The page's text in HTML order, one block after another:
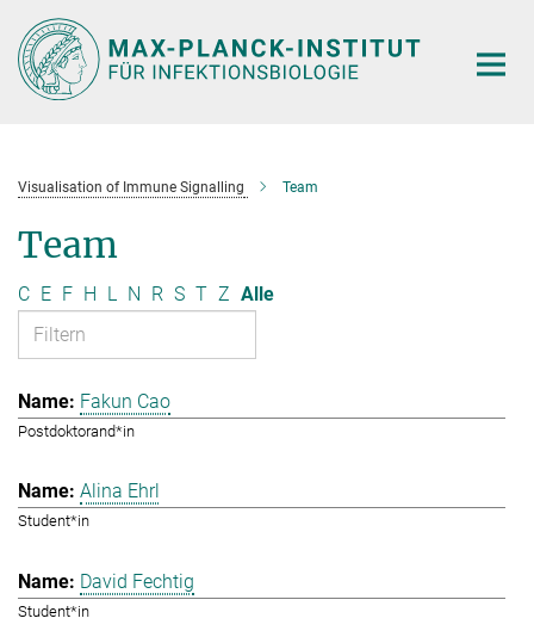
Hauptinhalt
Visualisation of Immune Signalling Team
Team
C E F H L N R S T Z Alle
Fakun Cao
Postdoktorand*in
Alina Ehrl
Student*in
David Fechtig
Student*in